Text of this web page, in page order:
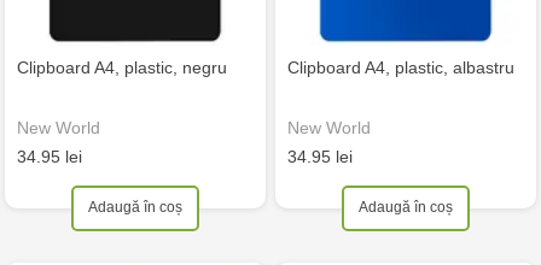
Clipboard A4, plastic, negru
New World
34.95 lei
Adaugă în coș
Clipboard A4, plastic, albastru
New World
34.95 lei
Adaugă în coș